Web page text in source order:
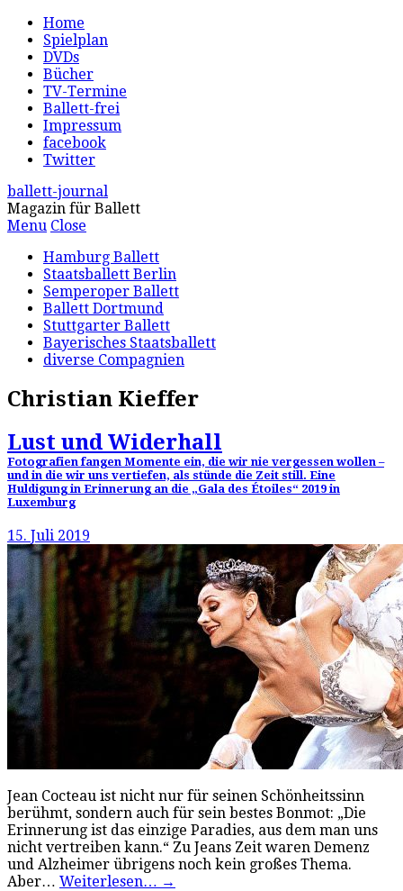
Home
Spielplan
DVDs
Bücher
TV-Termine
Ballett-frei
Impressum
facebook
Twitter
ballett-journal
Magazin für Ballett
Menu Close
Hamburg Ballett
Staatsballett Berlin
Semperoper Ballett
Ballett Dortmund
Stuttgarter Ballett
Bayerisches Staatsballett
diverse Compagnien
Christian Kieffer
Lust und Widerhall
Fotografien fangen Momente ein, die wir nie vergessen wollen –
und in die wir uns vertiefen, als stünde die Zeit still. Eine
Huldigung in Erinnerung an die „Gala des Étoiles“ 2019 in
Luxemburg
15. Juli 2019
Jean Cocteau ist nicht nur für seinen Schönheitssinn
berühmt, sondern auch für sein bestes Bonmot: „Die
Erinnerung ist das einzige Paradies, aus dem man uns
nicht vertreiben kann.“ Zu Jeans Zeit waren Demenz
und Alzheimer übrigens noch kein großes Thema.
Aber… Weiterlesen… →